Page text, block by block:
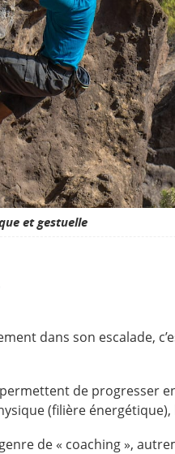
et gestuelle
dans son escalade,
de progresser
(filière
de « coaching »,